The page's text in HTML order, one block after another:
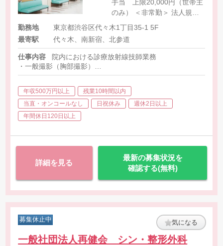
手当 上限20,000円（世帯主
のみ） ＜非常勤＞ 法人規定
により支給 ※経験、能力を考
慮して決定
勤務地
東京都渋谷区代々木1丁目35-1 5F
最寄駅
代々木、南新宿、北参道
仕事内容
院内における診療放射線技師業務
・一般撮影（胸部撮影）
※分院（世田谷院、羽田院）にてCT業務もございます。
年収500万円以上
残業10時間以内
当直・オンコールなし
日祝休み
週休2日以上
年間休日120日以上
詳細を見る
最新の募集状況を
確認する(無料)
募集休止中 気になる
一般社団法人再健会 シン・整形外科